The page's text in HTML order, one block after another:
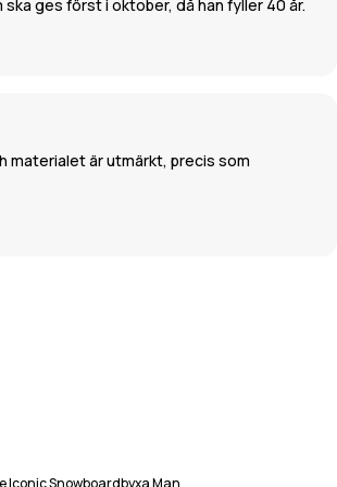
ges först i oktober, då han fyller 40 år.
materialet är utmärkt, precis som
Iconic Snowboardbyxa Man